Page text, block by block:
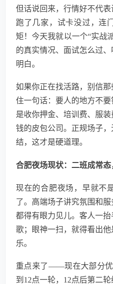
但话说回来，行情好不代
跑了几家，试卡没过，连
矩！今天我就以一个“实战
的真实情况、面试怎么过
明白。
如果你正在找活路，别信
住一句话：要人的地方不
是收你押金、培训费、服
钱的皮包公司。正规场子
结，这才是硬道理。
合肥夜场现状：二班成常
现在的合肥夜场，早就不
了。高端场子讲究氛围和
都得有眼力见儿。客人一
歌；眼神一扫，就得看出
乐。
重点来了——现在大部分优
到12点一轮，12点后第二